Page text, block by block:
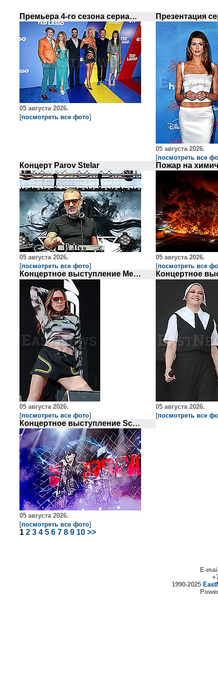
Премьера 4-го сезона сериала `Ted Lasso`в Нью-Йорке
05 августа 2026.
[посмотреть все фото]
05 августа 2026.
[посмотреть все
Концерт Parov Stelar
05 августа 2026.
[посмотреть все фото]
05 августа 2026.
[посмотреть все
Концертное выступление Melanie C
05 августа 2026.
[посмотреть все фото]
05 августа 2026.
[посмотреть все
Концертное выступление Scorpions
05 августа 2026.
[посмотреть все фото]
1 2 3 4 5 6 7 8 9 10 >>
E-
1990-2025